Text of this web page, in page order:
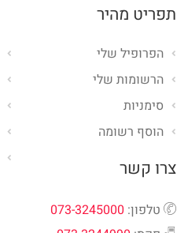
תפריט מהיר
הפרופיל שלי
הרשומות שלי
סימניות
הוסף רשומה
צרו קשר
טלפון: 073-3245000